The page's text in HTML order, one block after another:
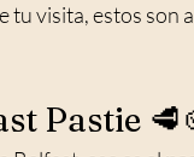
visita, estos son
Pastie